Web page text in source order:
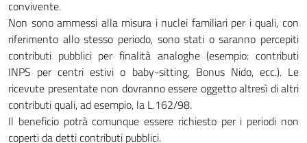
convivente.
Non sono ammessi alla misura i nuclei familiari per i quali, con
riferimento allo stesso periodo, sono stati o saranno percepiti
contributi pubblici per finalità analoghe (esempio: contributi
INPS per centri estivi o baby-sitting, Bonus Nido, ecc.). Le
ricevute presentate non dovranno essere oggetto altresì di altri
contributi quali, ad esempio, la L.162/98.
Il beneficio potrà comunque essere richiesto per i periodi non
coperti da detti contributi pubblici.